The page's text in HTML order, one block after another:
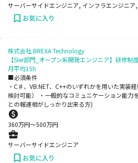
サーバーサイドエンジニア, インフラエンジニ
お気に入り
株式会社 BREXA Technology
【SIer部門_オープン系開発エンジニア】研修
月平均15h
■必須条件
・C♯、VB.NET、C++のいずれかを用いた実装
検討可能） ・一般的なコミュニケーション能力
との報連相がしっかり出来る方)
360万円〜500万円
サーバーサイドエンジニア
お気に入り